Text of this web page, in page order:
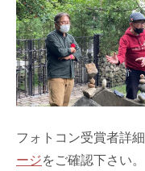
フォトコン受賞者詳
ージをご確認下さい。